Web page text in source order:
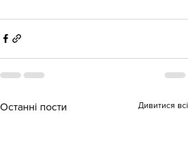
Останні пости Дивитися всі